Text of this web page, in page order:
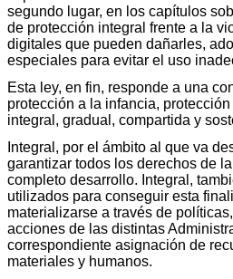
segundo lugar, en los capítulos
de protección integral frente a la
digitales que pueden dañarles,
especiales para evitar el uso
Esta ley, en fin, responde a una
protección a la infancia,
integral, gradual, compartida y
Integral, por el ámbito al que va
garantizar todos los derechos de
completo desarrollo. Integral,
utilizados para conseguir esta
materializarse a través de
acciones de las distintas
correspondiente asignación de
materiales y humanos.